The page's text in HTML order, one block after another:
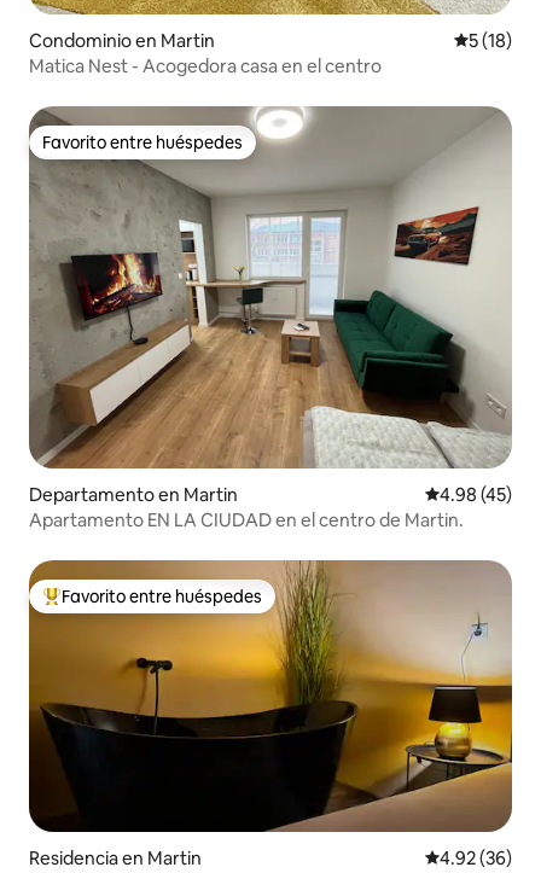
Condominio en Martin
5 (18)
Matica Nest - Acogedora casa en el centro
Favorito entre huéspedes
Favorito entre huéspedes
Departamento en Martin Calificación
4.98 (45)
Apartamento EN LA CIUDAD en el centro de Martin.
De los mejores en Favorito entre huéspedes
Favorito entre huéspedes
Residencia en Martin Calificación
4.92 (36)